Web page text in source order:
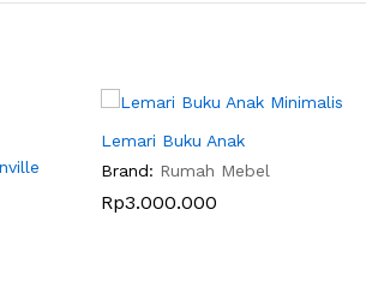
Lemari Buku Anak
Brand: Rumah Mebel
Rp3.000.000